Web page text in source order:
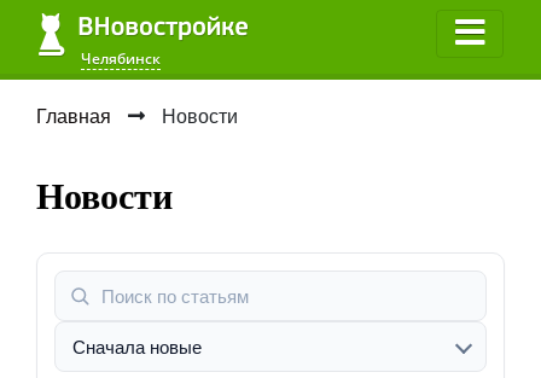
Челябинск
Главная Новости
Новости